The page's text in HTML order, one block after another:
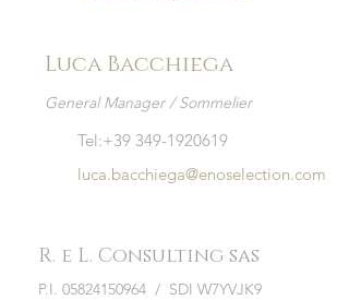
Luca Bacchiega
General Manager / Sommelier
Tel:+39 349-1920619
luca.bacchiega@enoselection.com
R. e L. Consulting sas
P.I. 05824150964 / SDI W7YVJK9